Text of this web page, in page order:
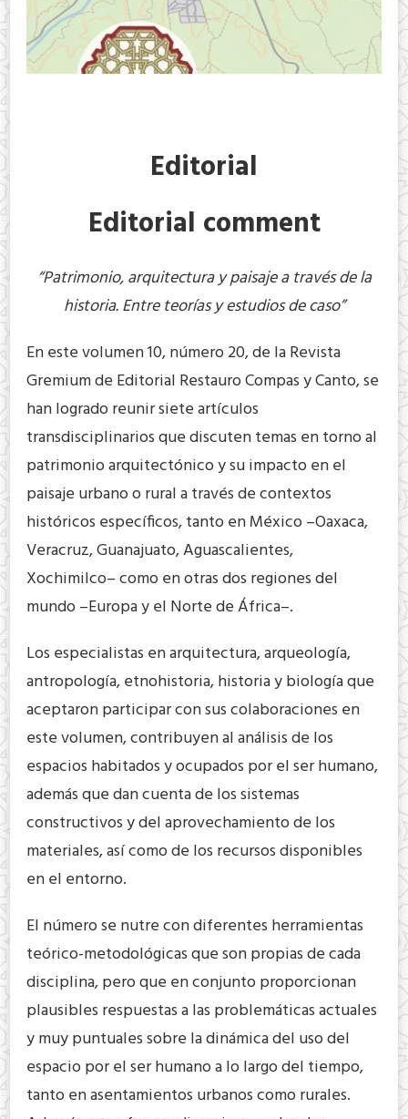
Editorial
Editorial comment
“Patrimonio, arquitectura y paisaje a través de la
historia. Entre teorías y estudios de caso”
En este volumen 10, número 20, de la Revista
Gremium de Editorial Restauro Compas y Canto, se
han logrado reunir siete artículos
transdisciplinarios que discuten temas en torno al
patrimonio arquitectónico y su impacto en el
paisaje urbano o rural a través de contextos
históricos específicos, tanto en México –Oaxaca,
Veracruz, Guanajuato, Aguascalientes,
Xochimilco– como en otras dos regiones del
mundo –Europa y el Norte de África–.
Los especialistas en arquitectura, arqueología,
antropología, etnohistoria, historia y biología que
aceptaron participar con sus colaboraciones en
este volumen, contribuyen al análisis de los
espacios habitados y ocupados por el ser humano,
además que dan cuenta de los sistemas
constructivos y del aprovechamiento de los
materiales, así como de los recursos disponibles
en el entorno.
El número se nutre con diferentes herramientas
teórico-metodológicas que son propias de cada
disciplina, pero que en conjunto proporcionan
plausibles respuestas a las problemáticas actuales
y muy puntuales sobre la dinámica del uso del
espacio por el ser humano a lo largo del tiempo,
tanto en asentamientos urbanos como rurales.